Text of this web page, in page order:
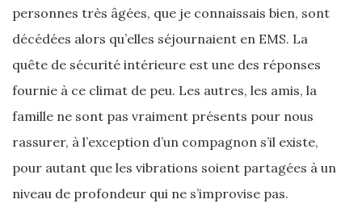
personnes très âgées, que je connaissais bien, sont
décédées alors qu’elles séjournaient en EMS. La
quête de sécurité intérieure est une des réponses
fournie à ce climat de peu. Les autres, les amis, la
famille ne sont pas vraiment présents pour nous
rassurer, à l’exception d’un compagnon s’il existe,
pour autant que les vibrations soient partagées à un
niveau de profondeur qui ne s’improvise pas.